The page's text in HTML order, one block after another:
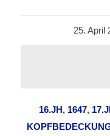
25. April
/
16.JH, 1647,